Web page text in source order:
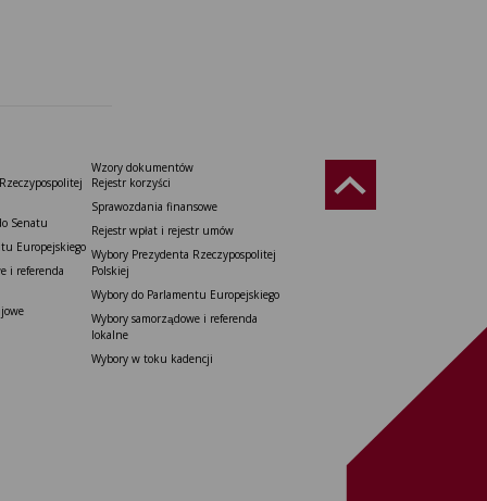
Senatu
Europejskiego
i referenda
Wzory dokumentów
Rejestr korzyści
Sprawozdania finansowe
Rejestr wpłat i rejestr umów
Wybory Prezydenta Rzeczypospolitej
Polskiej
Wybory do Parlamentu Europejskiego
Wybory samorządowe i referenda
lokalne
Wybory w toku kadencji